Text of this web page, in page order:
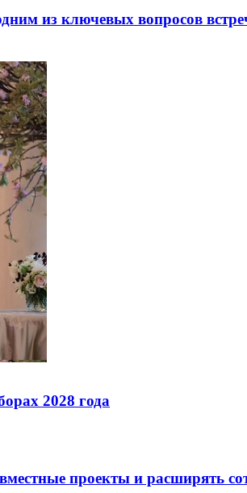
из ключевых вопросов
2028 года
проекты и расширять